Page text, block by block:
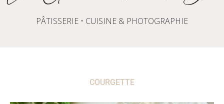
PÂTISSERIE • CUISINE & PHOTOGRAPHIE
COURGETTE